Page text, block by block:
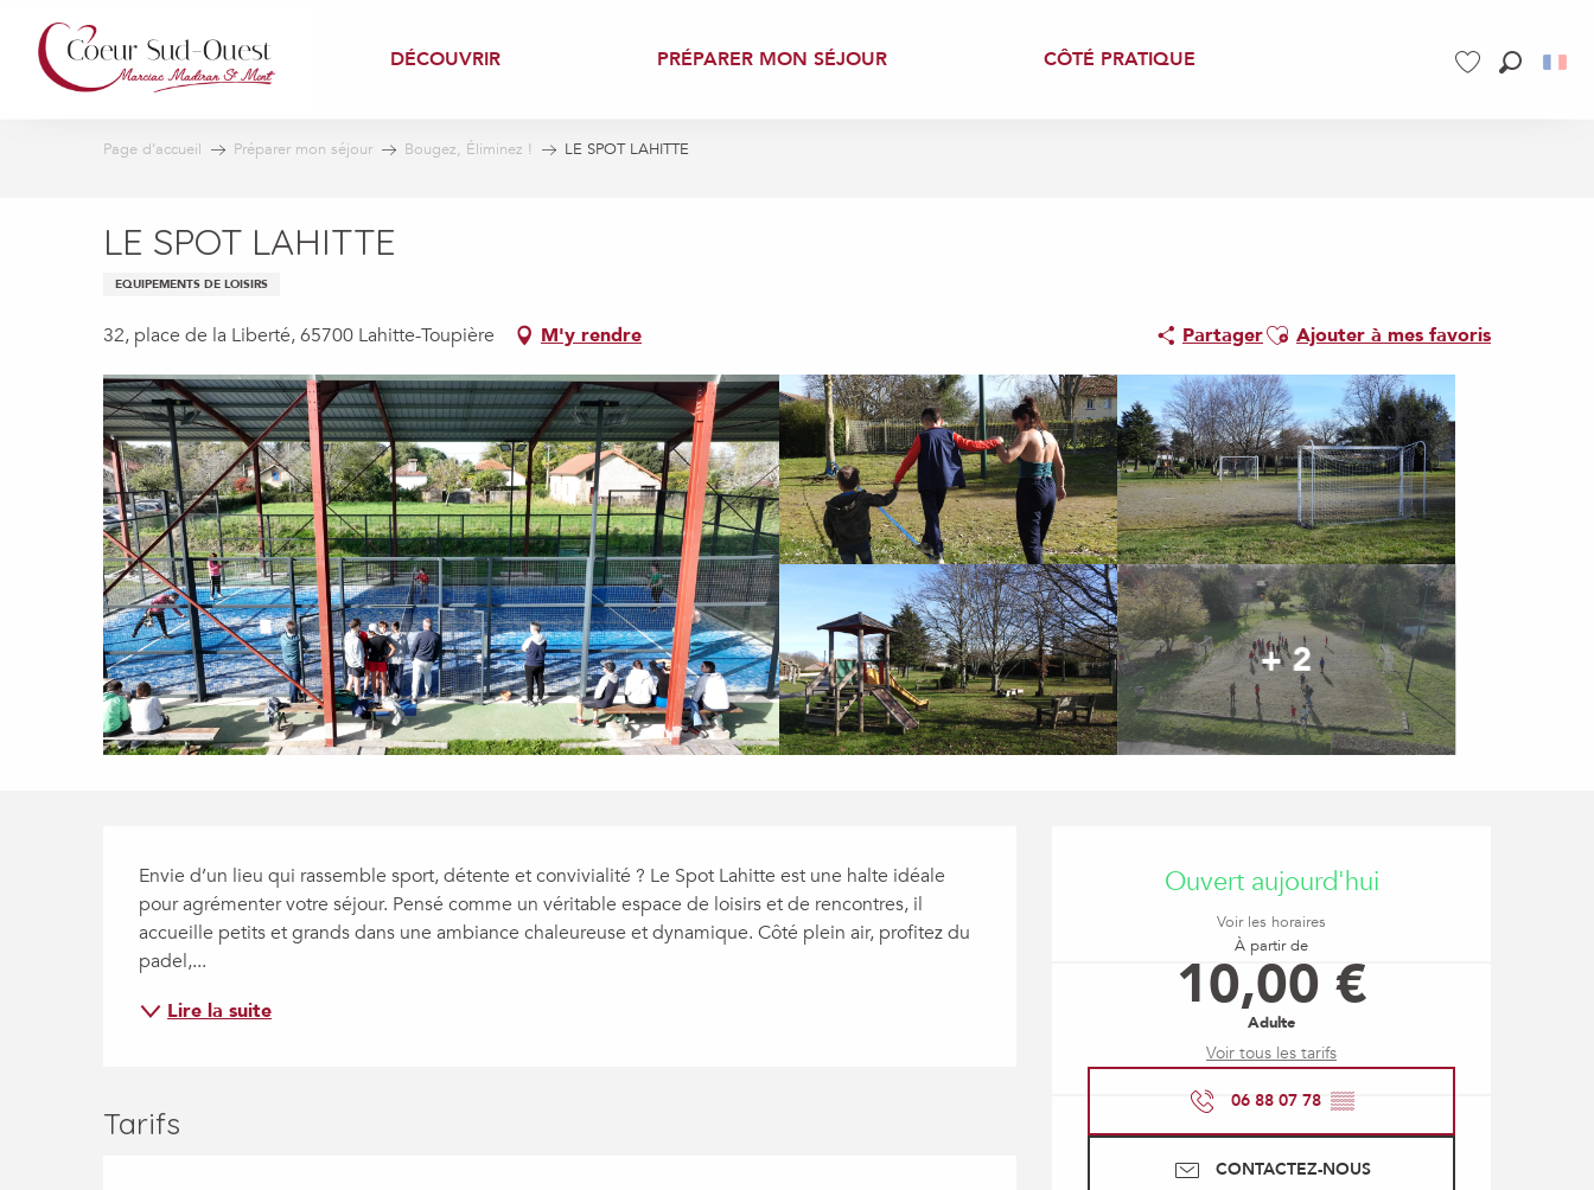
contenu
principal
DÉCOUVRIR PRÉPARER MON SÉJOUR CÔTÉ PRATIQUE
Page d’accueil Préparer mon séjour Bougez, Éliminez ! LE SPOT LAHITTE
LE SPOT LAHITTE
EQUIPEMENTS DE LOISIRS
32, place de la Liberté, 65700 Lahitte-Toupière M'y rendre PartagerAjouter aux favoris
Ajouter à mes favoris
+ 2
Ouverture et
Ouvert aujourd'hui
Voir les horaires
À partir de
10,00 €
Adulte
Voir tous les tarifs
06 88 07 78 ▒▒
CONTACTEZ-NOUS
Description
Envie d’un lieu qui rassemble sport, détente et convivialité ? Le Spot Lahitte est une halte idéale
pour agrémenter votre séjour. Pensé comme un véritable espace de loisirs et de rencontres, il
accueille petits et grands dans une ambiance chaleureuse et dynamique. Côté plein air, profitez du
padel,...
Lire la suite
Tarifs